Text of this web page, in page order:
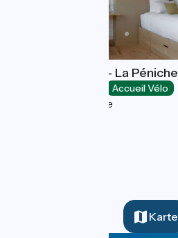
Bed and Bicycle - La Péniche
Accueil Vélo
Sainte-Colombe
Karte